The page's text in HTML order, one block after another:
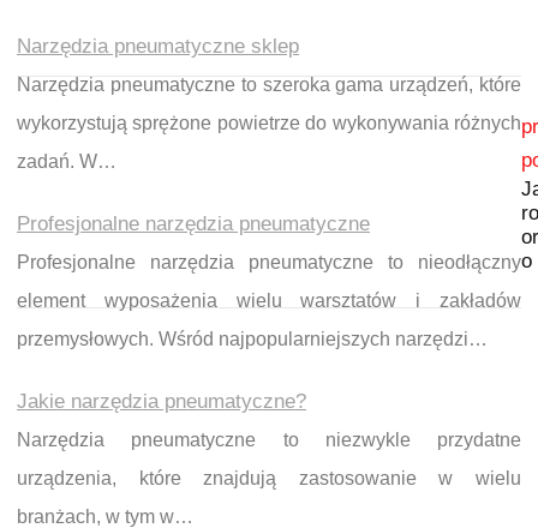
Narzędzia pneumatyczne sklep
Narzędzia pneumatyczne to szeroka gama urządzeń, które
wykorzystują sprężone powietrze do wykonywania różnych
zadań. W…
Profesjonalne narzędzia pneumatyczne
Profesjonalne narzędzia pneumatyczne to nieodłączny
element wyposażenia wielu warsztatów i zakładów
przemysłowych. Wśród najpopularniejszych narzędzi…
Jakie narzędzia pneumatyczne?
Narzędzia pneumatyczne to niezwykle przydatne
urządzenia, które znajdują zastosowanie w wielu
branżach, w tym w…
Nawigacja wpisu
o